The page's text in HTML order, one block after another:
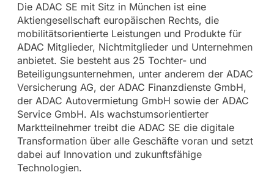
Die ADAC SE mit Sitz in München ist eine
Aktiengesellschaft europäischen Rechts, die
mobilitätsorientierte Leistungen und Produkte für
ADAC Mitglieder, Nichtmitglieder und Unternehmen
anbietet. Sie besteht aus 25 Tochter- und
Beteiligungsunternehmen, unter anderem der ADAC
Versicherung AG, der ADAC Finanzdienste GmbH,
der ADAC Autovermietung GmbH sowie der ADAC
Service GmbH. Als wachstumsorientierter
Marktteilnehmer treibt die ADAC SE die digitale
Transformation über alle Geschäfte voran und setzt
dabei auf Innovation und zukunftsfähige
Technologien.